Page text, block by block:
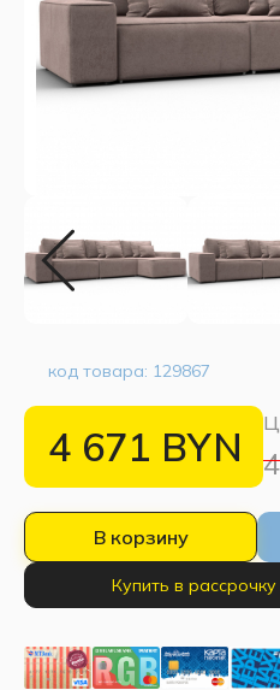
код товара: 129867
4 671 BYN
В корзину
Купить в